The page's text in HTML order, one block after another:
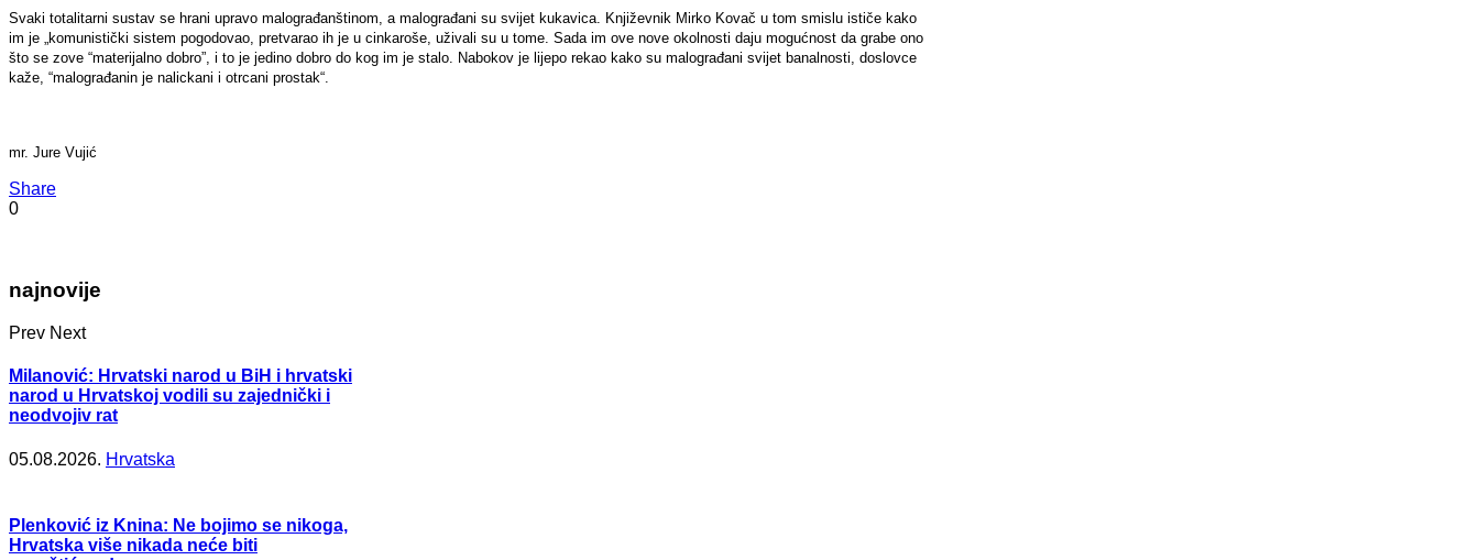
Svaki totalitarni sustav se hrani upravo malograđanštinom, a malograđani su svijet kukavica. Književnik Mirko Kovač u tom smislu ističe kako
im je „komunistički sistem pogodovao, pretvarao ih je u cinkaroše, uživali su u tome. Sada im ove nove okolnosti daju mogućnost da grabe ono
što se zove “materijalno dobro”, i to je jedino dobro do kog im je stalo. Nabokov je lijepo rekao kako su malograđani svijet banalnosti, doslovce
kaže, “malograđanin je nalickani i otrcani prostak“.
mr. Jure Vujić
Share
0
najnovije
Prev Next
Milanović: Hrvatski narod u BiH i hrvatski
narod u Hrvatskoj vodili su zajednički i
neodvojiv rat
05.08.2026. Hrvatska
Plenković iz Knina: Ne bojimo se nikoga,
Hrvatska više nikada neće biti